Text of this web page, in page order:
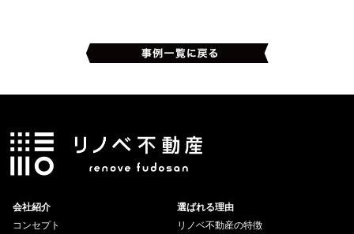
会社紹介
コンセプト
選ばれる理由
リノベ不動産の特徴